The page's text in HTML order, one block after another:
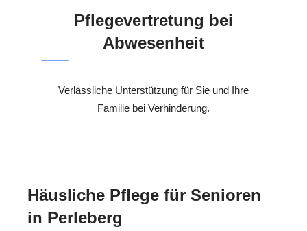
Pflegevertretung bei
Abwesenheit
Verlässliche Unterstützung für Sie und Ihre
Familie bei Verhinderung.
Häusliche Pflege für Senioren
in Perleberg